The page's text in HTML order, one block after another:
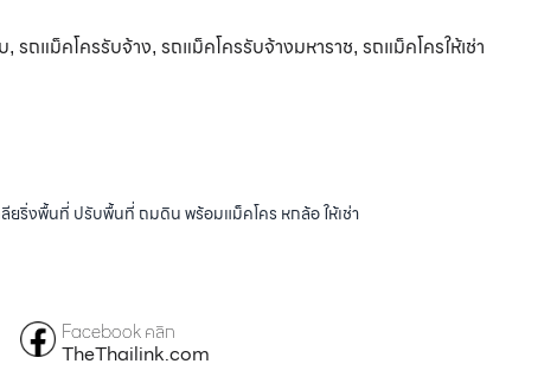
, รถแม็คโครรับจ้าง, รถแม็คโครรับจ้างมหาราช, รถแม็คโครให้เช่า
ยริ่งพื้นที่ ปรับพื้นที่ ถมดิน พร้อมแม็คโคร หกล้อ ให้เช่า
Facebook คลิก
TheThailink.com